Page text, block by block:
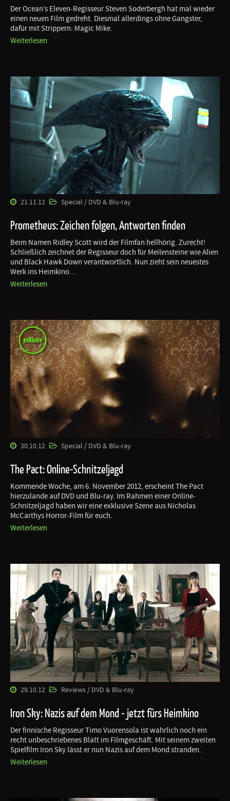
Der Ocean’s Eleven-Regisseur Steven Soderbergh hat mal wieder
einen neuen Film gedreht. Diesmal allerdings ohne Gangster,
dafür mit Strippern: Magic Mike.
Weiterlesen
21.11.12 Special / DVD & Blu-ray
Prometheus: Zeichen folgen, Antworten finden
Beim Namen Ridley Scott wird der Filmfan hellhörig. Zurecht!
Schließlich zeichnet der Regisseur doch für Meilensteine wie Alien
und Black Hawk Down verantwortlich. Nun zieht sein neuestes
Werk ins Heimkino…
Weiterlesen
30.10.12 Special / DVD & Blu-ray
The Pact: Online-Schnitzeljagd
Kommende Woche, am 6. November 2012, erscheint The Pact
hierzulande auf DVD und Blu-ray. Im Rahmen einer Online-
Schnitzeljagd haben wir eine exklusive Szene aus Nicholas
McCarthys Horror-Film für euch.
Weiterlesen
29.10.12 Reviews / DVD & Blu-ray
Iron Sky: Nazis auf dem Mond - jetzt fürs Heimkino
Der finnische Regisseur Timo Vuorensola ist wahrlich noch ein
recht unbeschriebenes Blatt im Filmgeschäft. Mit seinem zweiten
Spielfilm Iron Sky lässt er nun Nazis auf dem Mond stranden.
Weiterlesen